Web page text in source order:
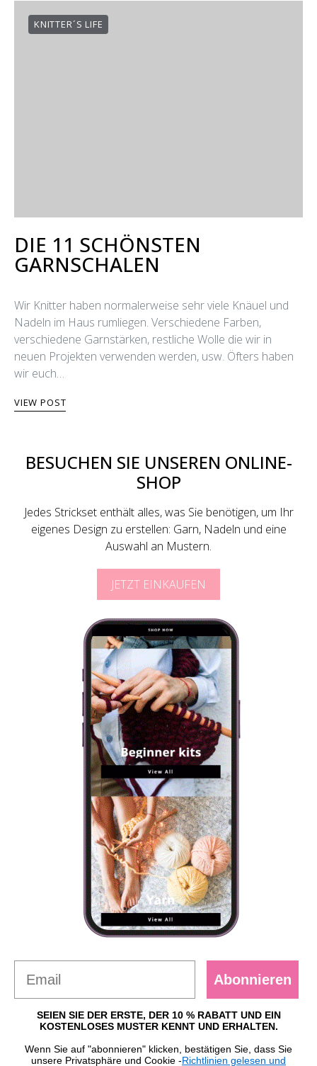
KNITTER´S LIFE
DIE 11 SCHÖNSTEN
GARNSCHALEN
Wir Knitter haben normalerweise sehr viele Knäuel und
Nadeln im Haus rumliegen. Verschiedene Farben,
verschiedene Garnstärken, restliche Wolle die wir in
neuen Projekten verwenden werden, usw. Öfters haben
wir euch…
VIEW POST
BESUCHEN SIE UNSEREN ONLINE-
SHOP
Jedes Strickset enthält alles, was Sie benötigen, um Ihr
eigenes Design zu erstellen: Garn, Nadeln und eine
Auswahl an Mustern.
JETZT EINKAUFEN
Abonnieren
SEIEN SIE DER ERSTE, DER 10 % RABATT UND EIN
KOSTENLOSES MUSTER KENNT UND ERHALTEN.
Wenn Sie auf "abonnieren" klicken, bestätigen Sie, dass Sie
unsere Privatsphäre und Cookie -Richtlinien gelesen und